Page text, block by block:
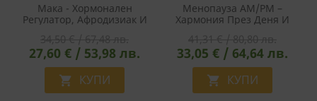
Мака - Хормонален
Регулатор, Афродизиак И
Капсули
27,60 € / 53,98 лв.
 КУПИ
Менопауза AM/PM –
Хармония През Деня И
33,05 € / 64,64 лв.
 КУПИ